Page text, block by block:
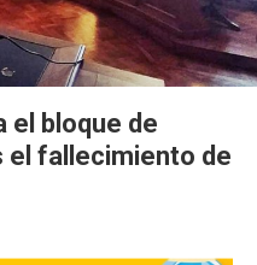
el bloque de
el fallecimiento de